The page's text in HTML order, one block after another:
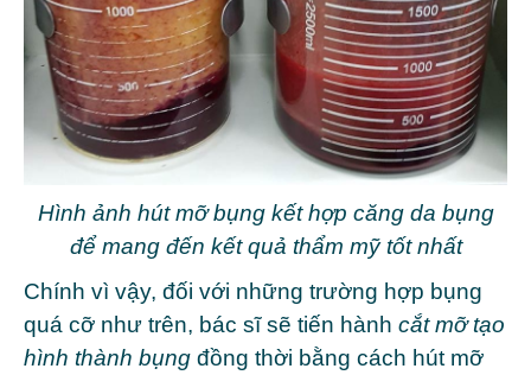
Hình ảnh hút mỡ bụng kết hợp căng da bụng
để mang đến kết quả thẩm mỹ tốt nhất
Chính vì vậy, đối với những trường hợp bụng
quá cỡ như trên, bác sĩ sẽ tiến hành cắt mỡ tạo
hình thành bụng đồng thời bằng cách hút mỡ